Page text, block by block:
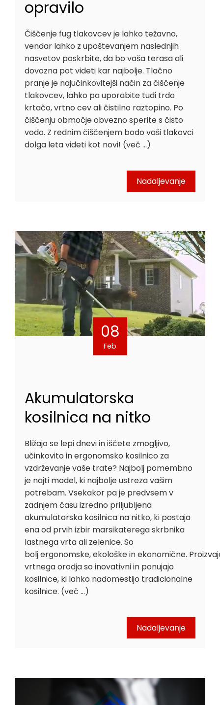
opravilo
Čiščenje fug tlakovcev je lahko težavno,
vendar lahko z upoštevanjem naslednjih
nasvetov poskrbite, da bo vaša terasa ali
dovozna pot videti kar najbolje. Tlačno
pranje je najučinkovitejši način za čiščenje
tlakovcev, lahko pa uporabite tudi trdo
krtačo, vrtno cev ali čistilno raztopino. Po
čiščenju območje obvezno sperite s čisto
vodo. Z rednim čiščenjem bodo vaši tlakovci
dolga leta videti kot novi! (več …)
Nadaljevanje
08
Feb
Akumulatorska
kosilnica na nitko
Bližajo se lepi dnevi in ​​iščete zmogljivo,
učinkovito in ergonomsko kosilnico za
vzdrževanje vaše trate? Najbolj pomembno
je najti model, ki najbolje ustreza vašim
potrebam. Vsekakor pa je predvsem v
zadnjem času izredno priljubljena
akumulatorska kosilnica na nitko, ki postaja
ena od prvih izbir marsikaterega skrbnika
lastnega vrta ali zelenice. So
bolj ergonomske, ekološke in ekonomične.
vrtnega orodja so inovativni in ponujajo
kosilnice, ki lahko nadomestijo tradicionalne
kosilnice. (več …)
Nadaljevanje